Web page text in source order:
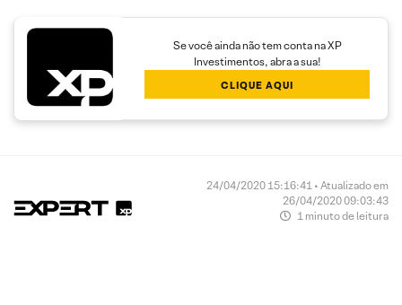
Se você ainda não tem conta na XP
Investimentos, abra a sua!
CLIQUE AQUI
24/04/2020 15:16:41 • Atualizado em
26/04/2020 09:03:43
1 minuto de leitura